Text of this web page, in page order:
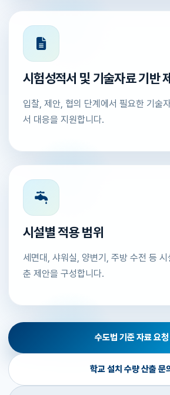
시험성적서 및 기술자료 기반
입찰, 제안, 협의 단계에서 필요한 기술
서 대응을 지원합니다.
시설별 적용 범위
세면대, 샤워실, 양변기, 주방 수전 등
춘 제안을 구성합니다.
수도법 기준 자료 요청
학교 설치 수량 산출 문